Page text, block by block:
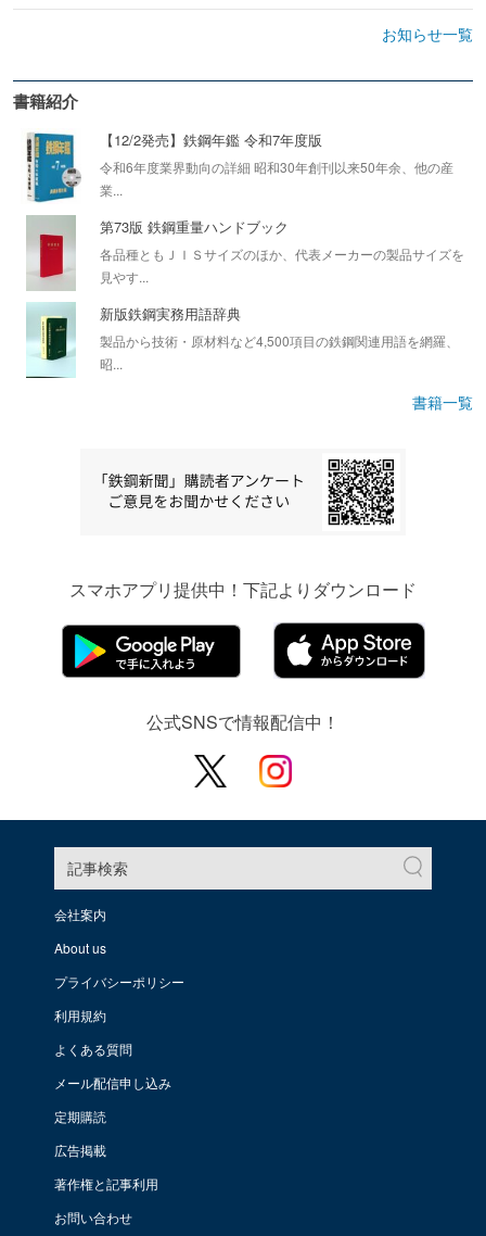
お知らせ一覧
書籍紹介
【12/2発売】鉄鋼年鑑 令和7年度版
令和6年度業界動向の詳細 昭和30年創刊以来50年余、他の産
業...
第73版 鉄鋼重量ハンドブック
各品種ともＪＩＳサイズのほか、代表メーカーの製品サイズを
見やす...
新版鉄鋼実務用語辞典
製品から技術・原材料など4,500項目の鉄鋼関連用語を網羅、
昭...
書籍一覧
スマホアプリ提供中！下記よりダウンロード
公式SNSで情報配信中！
記事検索
会社案内
About us
プライバシーポリシー
利用規約
よくある質問
メール配信申し込み
定期購読
広告掲載
著作権と記事利用
お問い合わせ